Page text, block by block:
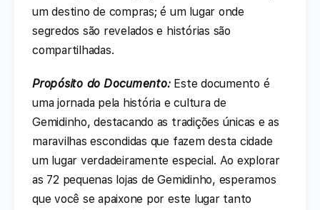
um destino de compras; é um lugar onde
segredos são revelados e histórias são
compartilhadas.
Propósito do Documento:Este documento é
uma jornada pela história e cultura de
Gemidinho, destacando as tradições únicas e as
maravilhas escondidas que fazem desta cidade
um lugar verdadeiramente especial. Ao explorar
as 72 pequenas lojas de Gemidinho, esperamos
que você se apaixone por este lugar tanto